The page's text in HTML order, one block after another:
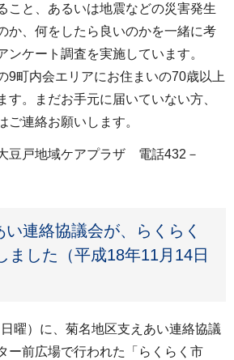
こと、あるいは地震などの災害発生
か、何をしたら良いのかを一緒に考
ンケート調査を実施しています。
9町内会エリアにお住まいの70歳以上
す。まだお手元に届いていない方、
ご連絡お願いします。
豆戸地域ケアプラザ 電話432－
連絡協議会が、らくらく
ました（平成18年11月14日
曜）に、菊名地区支えあい連絡協議
ー前広場で行われた「らくらく市